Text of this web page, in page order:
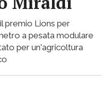
premio Lions per
a pesata modulare
per un'agricoltura